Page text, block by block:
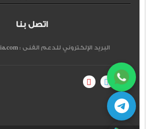
اتصل بنا
البريد الإلكتروني للدعم الفنى :